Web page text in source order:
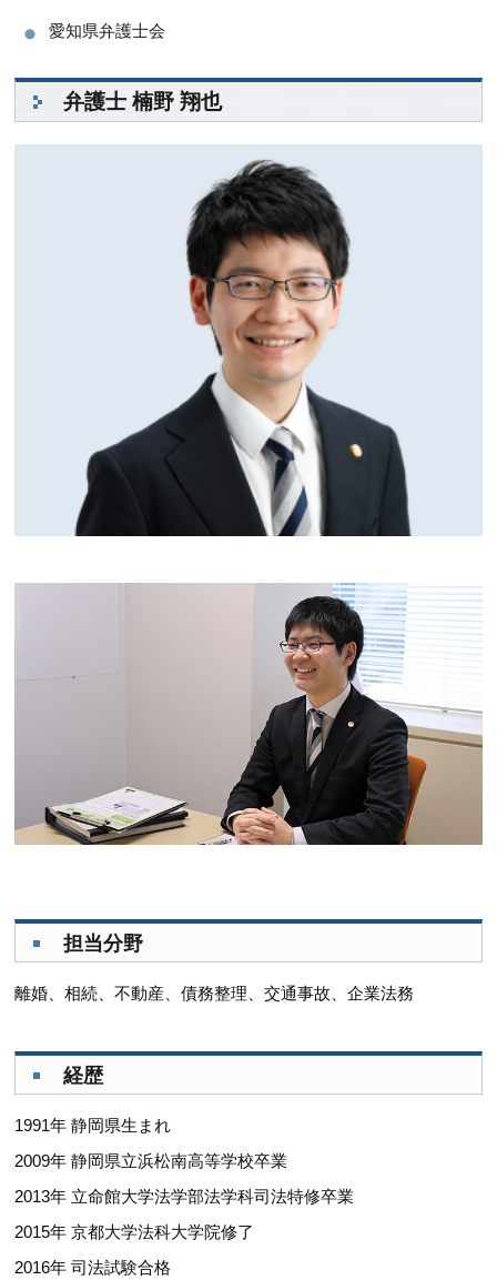
愛知県弁護士会
弁護士 楠野 翔也
担当分野
離婚、相続、不動産、債務整理、交通事故、企業法務
経歴
1991年 静岡県生まれ
2009年 静岡県立浜松南高等学校卒業
2013年 立命館大学法学部法学科司法特修卒業
2015年 京都大学法科大学院修了
2016年 司法試験合格